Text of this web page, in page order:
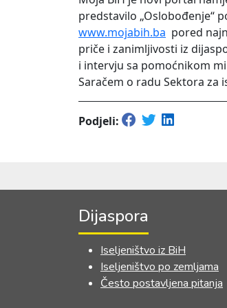
predstavilo „Oslobođenje“
www.mojabih.ba pored
priče i zanimljivosti iz
i intervju sa pomoćnikom
Saračem o radu Sektora
Podjeli:
Dijaspora
Iseljeništvo iz BiH
Iseljeništvo po zemljama
Često postavljena pitanja